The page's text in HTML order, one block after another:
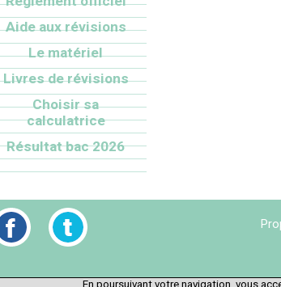
Aide aux révisions
Le matériel
Livres de révisions
Choisir sa
calculatrice
Résultat bac 2026
En poursuivant votre navigation, vous